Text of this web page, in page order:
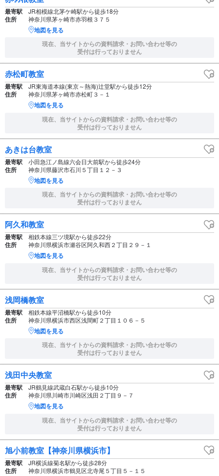
最寄駅 JR相模線北茅ケ崎駅から徒歩18分
住所 神奈川県茅ヶ崎市赤羽根３７５
地図を見る
現在、当サイトからの資料請求・お問い合わせ等の
受付は行っておりません
赤松町教室
最寄駅 JR東海道本線(東京～熱海)辻堂駅から徒歩12分
住所 神奈川県茅ヶ崎市赤松町３－１
地図を見る
現在、当サイトからの資料請求・お問い合わせ等の
受付は行っておりません
あきは台教室
最寄駅 小田急江ノ島線六会日大前駅から徒歩24分
住所 神奈川県藤沢市石川５丁目１２－３
地図を見る
現在、当サイトからの資料請求・お問い合わせ等の
受付は行っておりません
阿久和教室
最寄駅 相鉄本線三ツ境駅から徒歩22分
住所 神奈川県横浜市瀬谷区阿久和西２丁目２９－１
地図を見る
現在、当サイトからの資料請求・お問い合わせ等の
受付は行っておりません
浅岡橋教室
最寄駅 相鉄本線平沼橋駅から徒歩10分
住所 神奈川県横浜市西区浅間町２丁目１０６－５
地図を見る
現在、当サイトからの資料請求・お問い合わせ等の
受付は行っておりません
浅田中央教室
最寄駅 JR鶴見線武蔵白石駅から徒歩10分
住所 神奈川県川崎市川崎区浅田２丁目９－７
地図を見る
現在、当サイトからの資料請求・お問い合わせ等の
受付は行っておりません
旭小前教室【神奈川県横浜市】
最寄駅 JR横浜線菊名駅から徒歩28分
住所 神奈川県横浜市鶴見区北寺尾５丁目５－１５